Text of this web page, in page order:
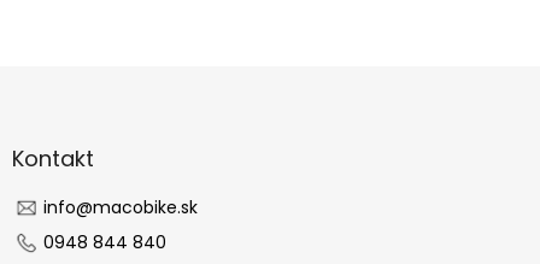
äKontakt
info@macobike.sk
0948 844 840